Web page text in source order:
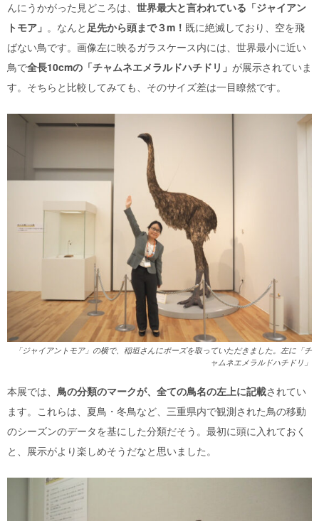
んにうかがった 見どころは、 世界最大と言われている「ジャイアン
トモア」 。なんと 足先から頭まで３m！ 既に絶滅しており、空を飛
ばない鳥です。 画像左に映るガラスケース内には、世界最小に近い
鳥で全長10cmの「チャムネエメラルドハチドリ」 が展示されていま
す。そちらと比較してみても、そのサイズ差は一目瞭然です。
「ジャイアントモア」の横で、稲垣さんにポーズを取っていただきました。左に「チ
ャムネエメラルドハチドリ」
本展では、 鳥の分類のマークが、全ての鳥名の左上に記載されてい
ます。これらは、夏鳥・冬鳥など、三重県内で観測された鳥の移動
のシーズンのデータを基にした分類だそう。最初に頭に入れておく
と、展示がより楽しめそうだなと思いました。